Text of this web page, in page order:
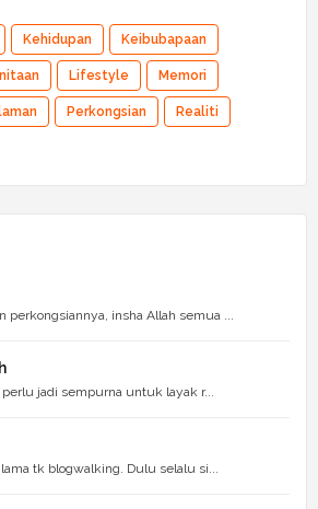
Kehidupan Keibubapaan
Lifestyle Memori
Perkongsian Realiti
perkongsiannya, insha Allah semua ...
jadi sempurna untuk layak r...
tk blogwalking. Dulu selalu si...